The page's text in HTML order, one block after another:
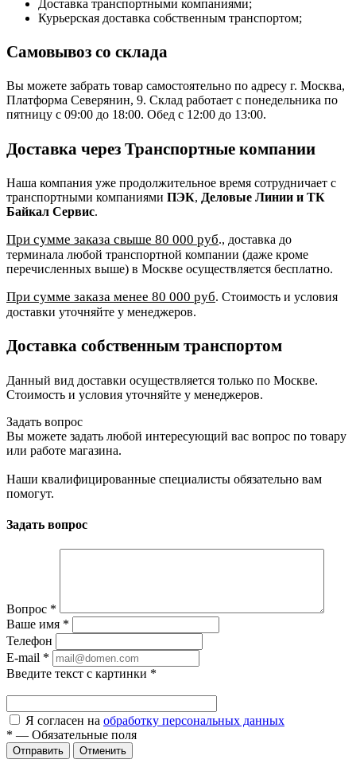
Доставка транспортными компаниями;
Курьерская доставка собственным транспортом;
Самовывоз со склада
Вы можете забрать товар самостоятельно по адресу г. Москва,
Платформа Северянин, 9. Склад работает с понедельника по
пятницу с 09:00 до 18:00. Обед с 12:00 до 13:00.
Доставка через Транспортные компании
Наша компания уже продолжительное время сотрудничает с
транспортными компаниями ПЭК, Деловые Линии и ТК
Байкал Сервис.
При сумме заказа свыше 80 000 руб., доставка до
терминала любой транспортной компании (даже кроме
перечисленных выше) в Москве осуществляется бесплатно.
При сумме заказа менее 80 000 руб. Стоимость и условия
доставки уточняйте у менеджеров.
Доставка собственным транспортом
Данный вид доставки осуществляется только по Москве.
Стоимость и условия уточняйте у менеджеров.
Задать вопрос
Вы можете задать любой интересующий вас вопрос по товару
или работе магазина.
Наши квалифицированные специалисты обязательно вам
помогут.
Задать вопрос
Вопрос *
Ваше имя *
Телефон
E-mail *
Введите текст с картинки *
Я согласен на обработку персональных данных
* — Обязательные поля
Отправить Отменить